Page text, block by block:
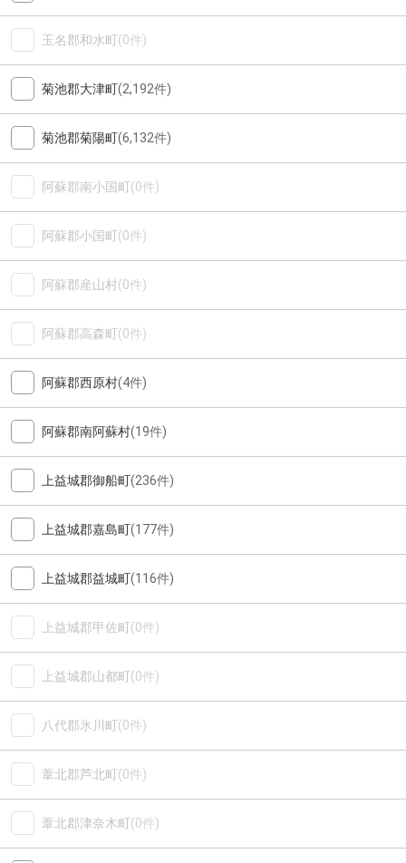
玉名郡和水町(0件)
菊池郡大津町(2,192件)
菊池郡菊陽町(6,132件)
阿蘇郡南小国町(0件)
阿蘇郡小国町(0件)
阿蘇郡産山村(0件)
阿蘇郡高森町(0件)
阿蘇郡西原村(4件)
阿蘇郡南阿蘇村(19件)
上益城郡御船町(236件)
上益城郡嘉島町(177件)
上益城郡益城町(116件)
上益城郡甲佐町(0件)
上益城郡山都町(0件)
八代郡氷川町(0件)
葦北郡芦北町(0件)
葦北郡津奈木町(0件)